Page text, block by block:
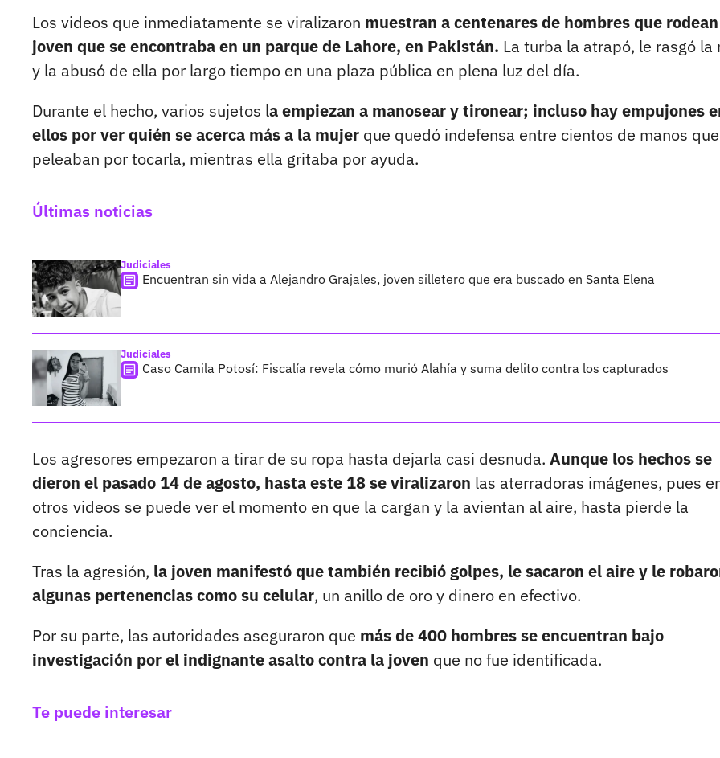
Los videos que inmediatamente se viralizaron muestran a centenares de hombres que
joven que se encontraba en un parque de Lahore, en Pakistán. La turba la atrapó, le rasgó la
y la abusó de ella por largo tiempo en una plaza pública en plena luz del día.
Durante el hecho, varios sujetos la empiezan a manosear y tironear; incluso hay empujones
ellos por ver quién se acerca más a la mujer que quedó indefensa entre cientos de manos que
peleaban por tocarla, mientras ella gritaba por ayuda.
Últimas noticias
Judiciales
Encuentran sin vida a Alejandro Grajales, joven silletero que era buscado en Santa Elena
Judiciales
Caso Camila Potosí: Fiscalía revela cómo murió Alahía y suma delito contra los capturados
Los agresores empezaron a tirar de su ropa hasta dejarla casi desnuda. Aunque los hechos se
dieron el pasado 14 de agosto, hasta este 18 se viralizaron las aterradoras imágenes, pues
otros videos se puede ver el momento en que la cargan y la avientan al aire, hasta pierde la
conciencia.
Tras la agresión, la joven manifestó que también recibió golpes, le sacaron el aire y le
algunas pertenencias como su celular, un anillo de oro y dinero en efectivo.
Por su parte, las autoridades aseguraron que más de 400 hombres se encuentran bajo
investigación por el indignante asalto contra la joven que no fue identificada.
Te puede interesar